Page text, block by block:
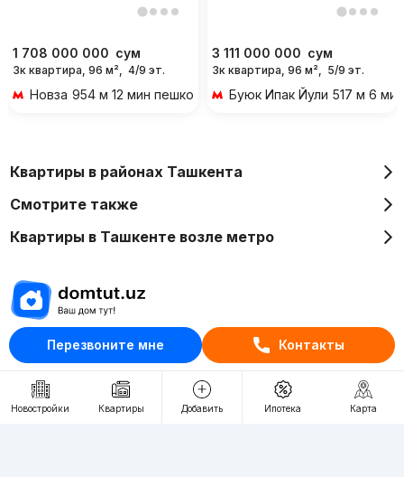
Перезвоните мне Контакты
1 708 000 000 сум
3к квартира, 96 м², 4/9 эт.
Новза 954 м 12 мин пешком
3 111 000 000 сум
3к квартира, 96 м², 5/9 эт.
Буюк Ипак Йули 517 м 6
Новостройки Квартиры Добавить Ипотека Карта
Квартиры в районах Ташкента
Смотрите также
Квартиры в Ташкенте возле метро
Отдел рекламы
+998 (93) 390-30-10